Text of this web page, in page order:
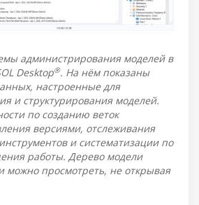
администрирования моделей в
Desktop®. На нём показаны
настроенные для
и структурирования моделей.
по созданию веток
версиями, отслеживания
и систематизации по
работы. Дерево модели
можно просмотреть, не открывая